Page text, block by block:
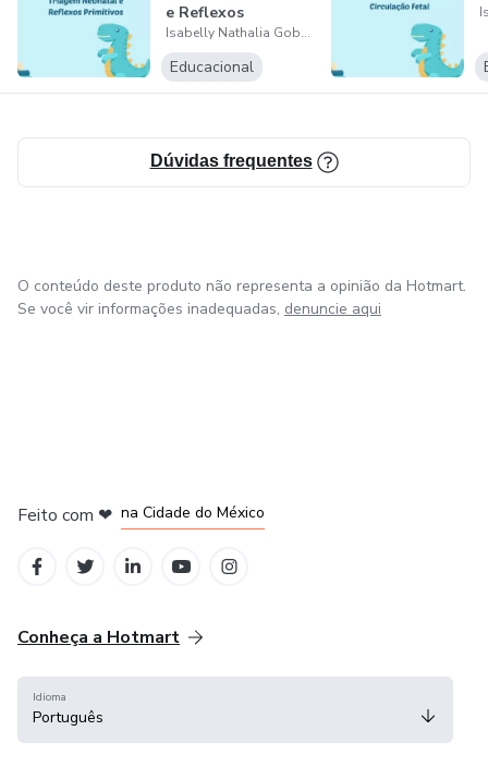
e Reflexos
Primitivos
Isabelly Nathalia Gobbi Silva dos Santos
Educacional
Dúvidas frequentes
O conteúdo deste produto não representa a opinião da Hotmart.
Se você vir informações inadequadas, denuncie aqui
Feito com ❤ na Cidade do México
Conheça a Hotmart
Idioma
Português